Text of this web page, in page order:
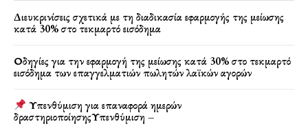
Διευκρινίσεις σχετικά με τη διαδικασία εφαρμογής της μείωσης
κατά 30% στο τεκμαρτό εισόδημα
Οδηγίες για την εφαρμογή της μείωσης κατά 30% στο τεκμαρτό
εισόδημα των επαγγελματιών πωλητών λαϊκών αγορών
Υπενθύμιση για επαναφορά ημερών
δραστηριοποίησηςΥπενθύμιση –